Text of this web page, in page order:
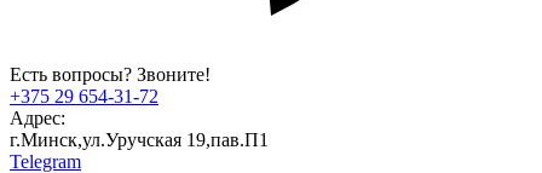
Есть вопросы? Звоните!
+375 29 654-31-72
Адрес:
г.Минск,ул.Уручская 19,пав.П1
Telegram